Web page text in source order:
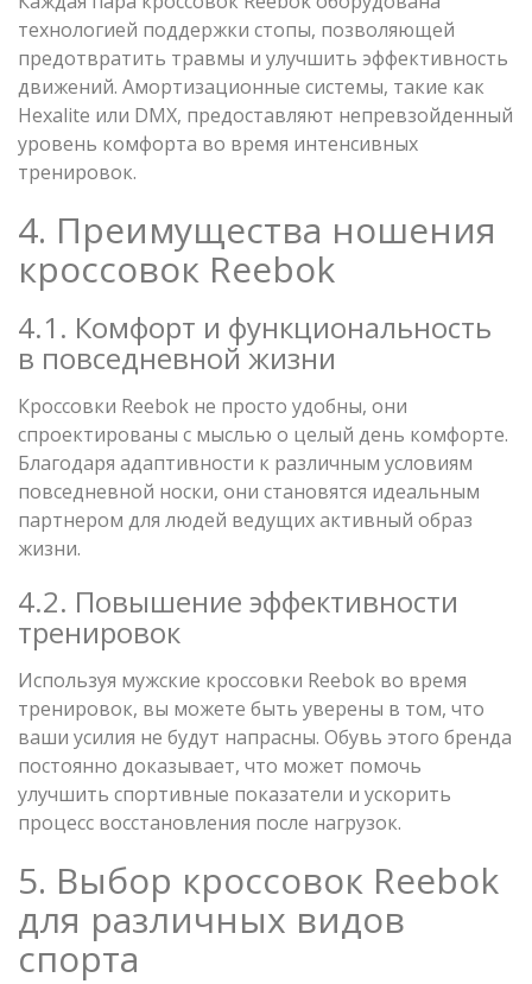
технологией поддержки стопы, позволяющей
предотвратить травмы и улучшить эффективность
движений. Амортизационные системы, такие как
Hexalite или DMX, предоставляют непревзойденный
уровень комфорта во время интенсивных
тренировок.
4. Преимущества ношения
кроссовок Reebok
4.1. Комфорт и функциональность
в повседневной жизни
Кроссовки Reebok не просто удобны, они
спроектированы с мыслью о целый день комфорте.
Благодаря адаптивности к различным условиям
повседневной носки, они становятся идеальным
партнером для людей ведущих активный образ
жизни.
4.2. Повышение эффективности
тренировок
Используя мужские кроссовки Reebok во время
тренировок, вы можете быть уверены в том, что
ваши усилия не будут напрасны. Обувь этого бренда
постоянно доказывает, что может помочь
улучшить спортивные показатели и ускорить
процесс восстановления после нагрузок.
5. Выбор кроссовок Reebok
для различных видов
спорта